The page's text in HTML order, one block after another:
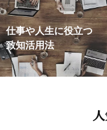
仕事や人生に役立つ
致知活用法